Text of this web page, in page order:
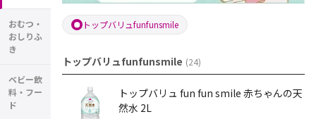
おむつ・
おしりふ
き
ベビー飲
料・フー
ド
トップバリュfunfunsmile
トップバリュfunfunsmile (24)
トップバリュ fun fun smile 赤ちゃんの天
然水 2L